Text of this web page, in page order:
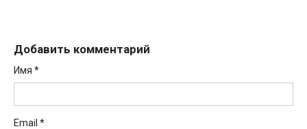
Добавить комментарий
Имя *
Email *